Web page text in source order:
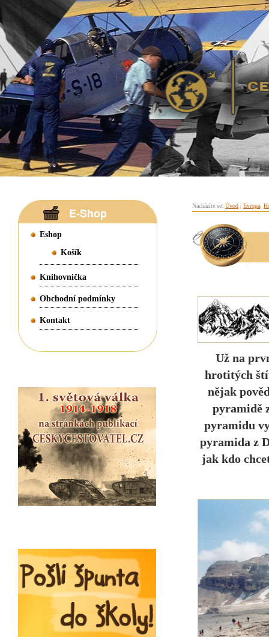
Nacházíte se: Úvod | Evropa
Už na
hrotitých
nějak
pyramidě
pyramidu
pyramida z
jak kdo
E-Shop
Eshop
Košík
Knihovnička
Obchodní podmínky
Kontakt